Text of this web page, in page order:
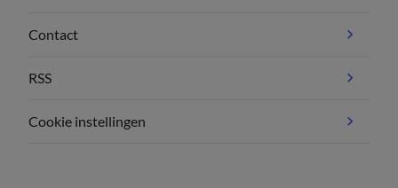
Contact
RSS
Cookie instellingen